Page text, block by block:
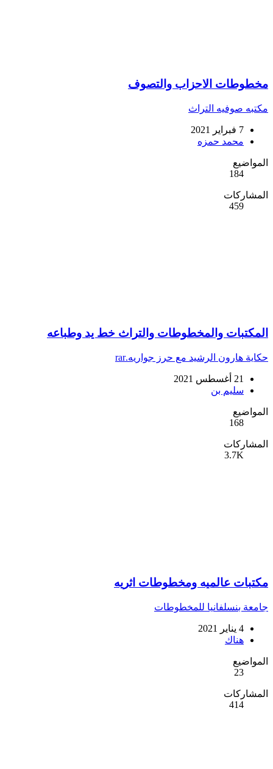
مخطوطات الاحزاب والتصوف
مكتبه صوفيه التراث
7 فبراير 2021
محمد حمزه
المواضيع
184
المشاركات
459
المكتبات والمخطوطات والتراث خط يد وطباعه
حكاية هارون الرشيد مع حرز جواريه.rar
21 أغسطس 2021
سليم بن
المواضيع
168
المشاركات
3.7K
مكتبات عالميه ومخطوطات اثريه
جامعة بنسلفانيا للمخطوطات
4 يناير 2021
هناك
المواضيع
23
المشاركات
414